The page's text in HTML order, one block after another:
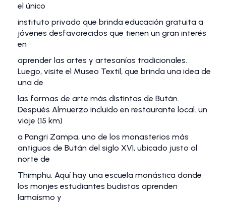
el único
instituto privado que brinda educación gratuita a
jóvenes desfavorecidos que tienen un gran interés
en
aprender las artes y artesanías tradicionales.
Luego, visite el Museo Textil, que brinda una idea de
una de
las formas de arte más distintas de Bután.
Después Almuerzo incluido en restaurante local. un
viaje (15 km)
a Pangri Zampa, uno de los monasterios más
antiguos de Bután del siglo XVI, ubicado justo al
norte de
Thimphu. Aquí hay una escuela monástica donde
los monjes estudiantes budistas aprenden
lamaísmo y